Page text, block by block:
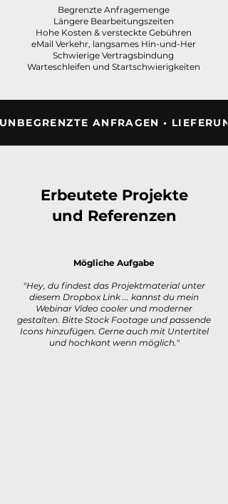
Begrenzte Anfragemenge
Längere Bearbeitungszeiten
Hohe Kosten & versteckte Gebühren
eMail Verkehr, langsames Hin-und-Her
Schwierige Vertragsbindung
Warteschleifen und Startschwierigkeiten
UNBEGRENZTE ANFRAGEN •
Erbeutete Projekte
und Referenzen
Mögliche Aufgabe
"Hey, du findest das Projektmaterial unter
diesem Dropbox Link ... kannst du mein
Webinar Video cooler und moderner
gestalten. Bitte Stock Footage und passende
Icons hinzufügen. Gerne auch mit Untertitel
und hochkant wenn möglich."